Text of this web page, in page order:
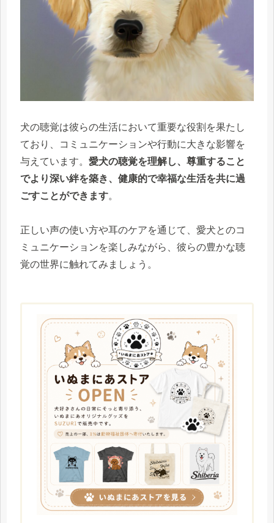
犬の聴覚は彼らの生活において重要な役割を果たし
ており、コミュニケーションや行動に大きな影響を
与えています。 愛犬の聴覚を理解し、尊重すること
でより深い絆を築き、健康的で幸福な生活を共に過
ごすことができます。
正しい声の使い方や耳のケアを通じて、愛犬とのコ
ミュニケーションを楽しみながら、彼らの豊かな聴
覚の世界に触れてみましょう。